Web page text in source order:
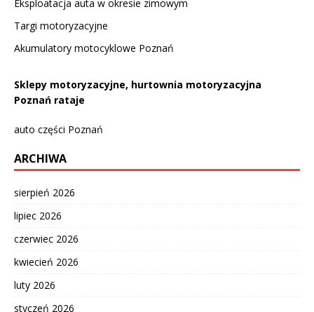
Eksploatacja auta w okresie zimowym
Targi motoryzacyjne
Akumulatory motocyklowe Poznań
Sklepy motoryzacyjne, hurtownia motoryzacyjna
Poznań rataje
auto części Poznań
ARCHIWA
sierpień 2026
lipiec 2026
czerwiec 2026
kwiecień 2026
luty 2026
styczeń 2026